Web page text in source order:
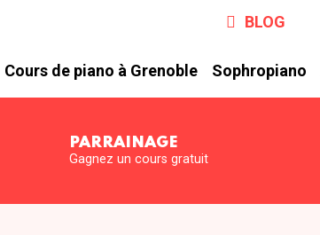
BLOG
Cours de piano à Grenoble Sophropiano
PARRAINAGE
Gagnez un cours gratuit